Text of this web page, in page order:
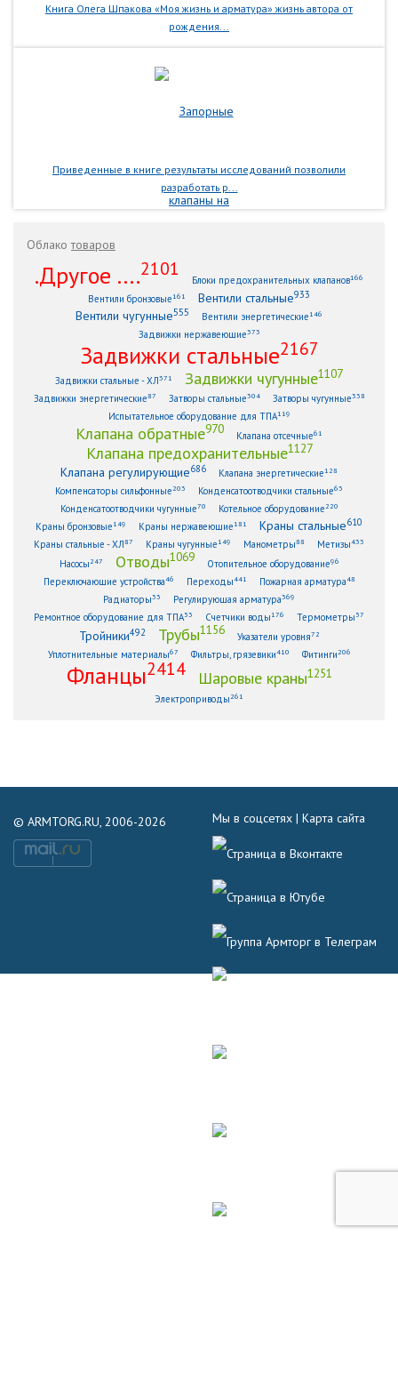
Книга Олега Шпакова «Моя жизнь и арматура» жизнь автора от
рождения...
Приведенные в книге результаты исследований позволили
разработать р...
Облакотоваров
.Другое ....2101
Блоки предохранительных клапанов166
Вентили бронзовые161 Вентили стальные933
Вентили чугунные555 Вентили энергетические146
Задвижки нержавеющие373
Задвижки стальные2167
Задвижки стальные - ХЛ371 Задвижки чугунные1107
Задвижки энергетические87 Затворы стальные304 Затворы чугунные338
Испытательное оборудование для ТПА119
Клапана обратные970 Клапана отсечные61
Клапана предохранительные1127
Клапана регулирующие686 Клапана энергетические128
Компенсаторы сильфонные 203 Конденсатоотводчики стальные63
Конденсатоотводчики чугунные70 Котельное оборудование 220
Краны бронзовые149 Краны нержавеющие181 Краны стальные610
Краны стальные - ХЛ87 Краны чугунные149 Манометры88 Метизы433
Насосы 247 Отводы1069 Отопительное оборудование96
Переключающие устройства46 Переходы441 Пожарная арматура48
Радиаторы33 Регулирующая арматура369
Ремонтное оборудование для ТПА53 Счетчики воды176 Термометры 57
Тройники492 Трубы1156 Указатели уровня72
Уплотнительные материалы67 Фильтры, грязевики410 Фитинги 206
Фланцы2414 Шаровые краны1251
Электроприводы 261
© ARMTORG.RU, 2006-2026 Мы в соцсетях | Карта сайта